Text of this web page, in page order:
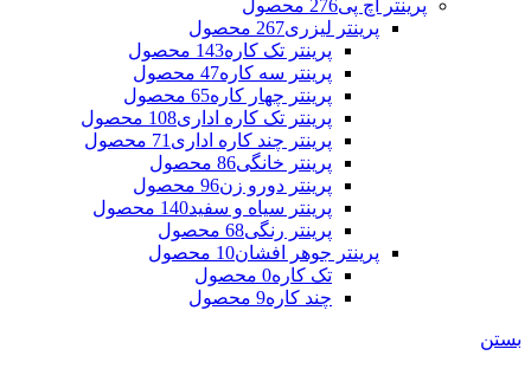
پرینتر اچ پی276 محصول
پرینتر لیزری267 محصول
پرینتر تک کاره143 محصول
پرینتر سه کاره47 محصول
پرینتر چهار کاره65 محصول
پرینتر تک کاره اداری108 محصول
پرینتر چند کاره اداری 71 محصول
پرینتر خانگی86 محصول
پرینتر دورو زن96 محصول
پرینتر سیاه و سفید140 محصول
پرینتر رنگی68 محصول
پرینتر جوهر افشان10 محصول
تک کاره0 محصول
چند کاره9 محصول
بستن